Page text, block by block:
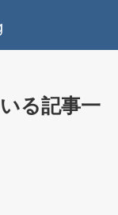
る記事一